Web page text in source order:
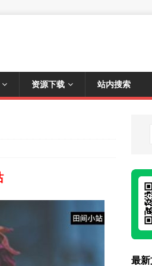
资源下载 站内搜索
最